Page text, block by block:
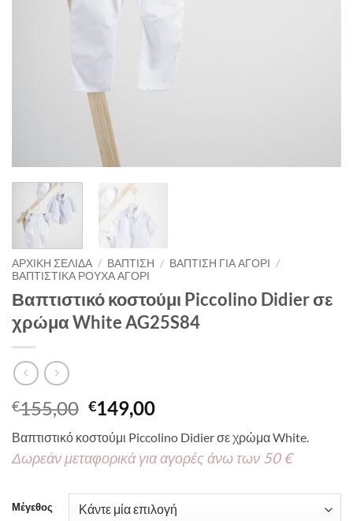
ΑΡΧΙΚΉ ΣΕΛΊΔΑ / ΒΑΠΤΙΣΗ / ΒΑΠΤΙΣΗ ΓΙΑ ΑΓΟΡΙ /
ΒΑΠΤΙΣΤΙΚΑ ΡΟΥΧΑ ΑΓΟΡΙ
Βαπτιστικό κοστούμι Piccolino Didier σε
χρώμα White AG25S84
€155,00 Original
price
was:
€155,00.
€149,00Η
τιμή
είναι:
Βαπτιστικό κοστούμι Piccolino Didier σε χρώμα White.
Δωρεάν μεταφορικά για αγορές άνω των 50 €
Μέγεθος